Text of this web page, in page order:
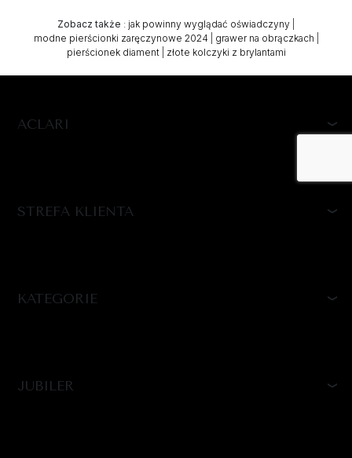
Zobacz także : jak powinny wyglądać oświadczyny
modne pierścionki zaręczynowe 2024
grawer na obrączkach
pierścionek diament| złote kolczyki z brylantami
ACLARI
STREFA KLIENTA
KATEGORIE
JUBILER